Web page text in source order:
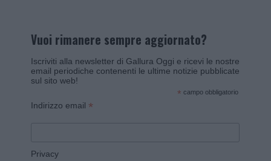
Vuoi rimanere sempre aggiornato?
Iscriviti alla newsletter di Gallura Oggi e ricevi le nostre
email periodiche contenenti le ultime notizie pubblicate
sul sito web!
* campo obbligatorio
Indirizzo email *
Privacy